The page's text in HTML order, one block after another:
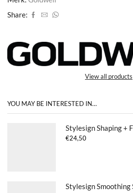
Share:
View all products
YOU MAY BE INTERESTED IN…
Stylesign Shaping +
€24,50
Stylesign Smoothing